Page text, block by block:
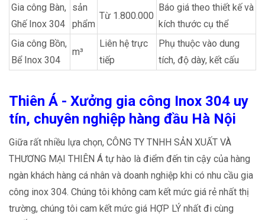
Gia công Bàn,
Ghế Inox 304
sản
phẩm
Từ 1.800.000
Báo giá theo thiết kế và
kích thước cụ thể
Gia công Bồn,
Bể Inox 304
m³
Liên hệ trực
tiếp
Phụ thuộc vào dung
tích, độ dày, kết cấu
Thiên Á - Xưởng gia công Inox 304 uy
tín, chuyên nghiệp hàng đầu Hà Nội
Giữa rất nhiều lựa chọn, CÔNG TY TNHH SẢN XUẤT VÀ
THƯƠNG MẠI THIÊN Á tự hào là điểm đến tin cậy của hàng
ngàn khách hàng cá nhân và doanh nghiệp khi có nhu cầu gia
công inox 304. Chúng tôi không cam kết mức giá rẻ nhất thị
trường, chúng tôi cam kết mức giá HỢP LÝ nhất đi cùng